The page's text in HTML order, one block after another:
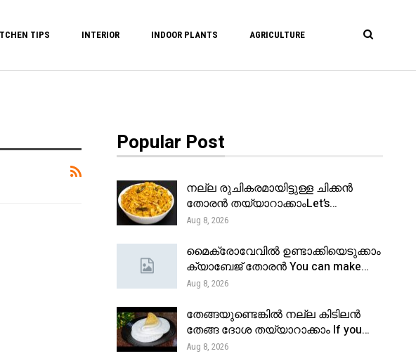
TIPS INTERIOR INDOOR PLANTS AGRICULTURE
Popular Post
നല്ല രുചികരമായിട്ടുള്ള ചിക്കൻ
തോരൻ തയ്യാറാക്കാംLet’s…
Aug 8, 2026
മൈക്രോവേവിൽ ഉണ്ടാക്കിയെടുക്കാം
ക്യാബേജ് തോരൻ You can make…
Aug 8, 2026
തേങ്ങയുണ്ടെങ്കിൽ നല്ല കിടിലൻ
തേങ്ങ ദോശ തയ്യാറാക്കാം If you…
Aug 8, 2026